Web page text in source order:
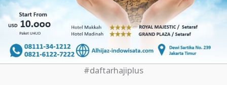
#daftarhajiplus